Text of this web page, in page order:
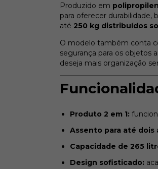
Produzido em
para oferecer durabilidade,
até 250 kg distribuídos
O modelo também conta
segurança para os objetos
deseja mais organização
Produto 2 em 1:
Assento para até dois
Capacidade de 265
Design sofisticado: